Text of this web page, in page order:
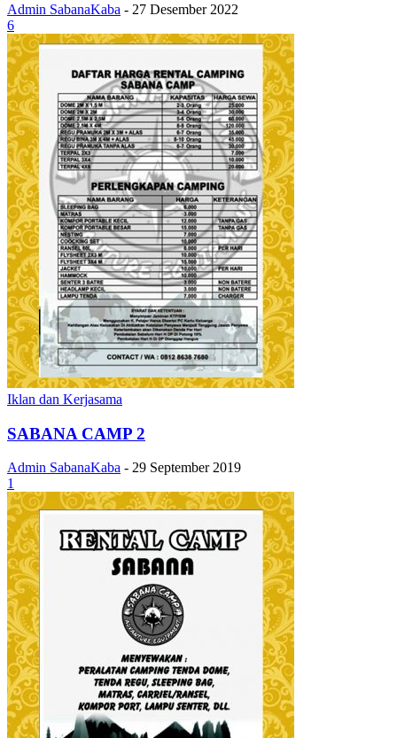
Admin SabanaKaba - 27 Desember 2022
6
Iklan dan Kerjasama
SABANA CAMP 2
Admin SabanaKaba - 29 September 2019
1